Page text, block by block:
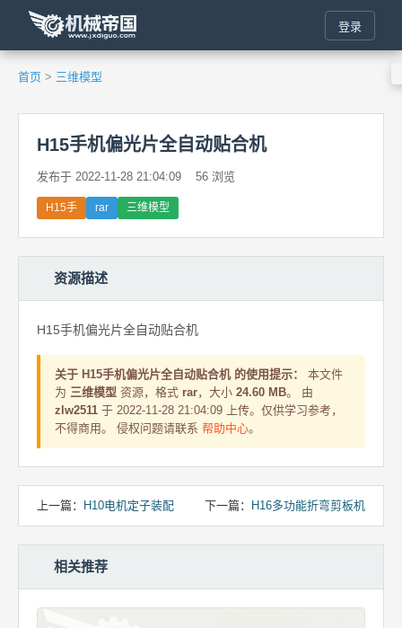
登录
首页 > 三维模型
H15手机偏光片全自动贴合机
发布于 2022-11-28 21:04:09 56 浏览
H15手 rar 三维模型
资源描述
H15手机偏光片全自动贴合机
关于 H15手机偏光片全自动贴合机 的使用提示：
本文件
为 三维模型 资源，格式 rar，大小 24.60 MB。 由
zlw2511 于 2022-11-28 21:04:09 上传。仅供学习参考，
不得商用。 侵权问题请联系 帮助中心。
上一篇： H10电机定子装配 下一篇： H16多功能折弯剪板机
相关推荐